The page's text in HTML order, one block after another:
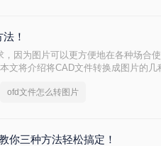
！
因为图片可以更方便地在各种场合
文将介绍将CAD文件转换成图片的几
ofd文件怎么转图片
你三种方法轻松搞定！